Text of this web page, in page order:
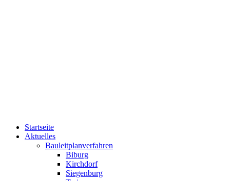
Startseite
Aktuelles
Bauleitplanverfahren
Biburg
Kirchdorf
Siegenburg